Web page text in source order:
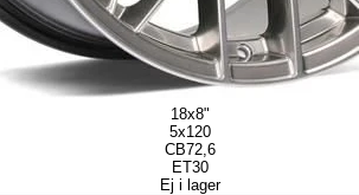
18x8"
5x120
CB72,6
ET30
Ej i lager